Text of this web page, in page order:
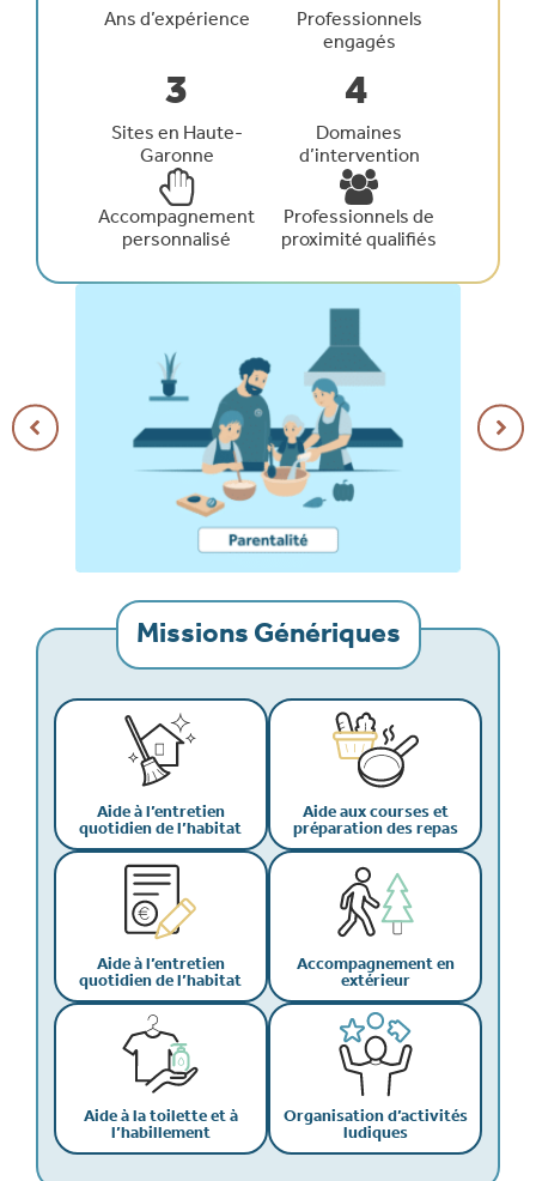
Ans d’expérience Professionnels
engagés
3
Sites en Haute-
Garonne
4
Domaines
d’intervention
Accompagnement
personnalisé
Professionnels de
proximité qualifiés
Missions Génériques
Aide à l’entretien
quotidien de l’habitat
Aide aux courses et
préparation des repas
Aide à l’entretien
quotidien de l’habitat
Accompagnement en
extérieur
Aide à la toilette et à
l’habillement
Organisation d’activités
ludiques